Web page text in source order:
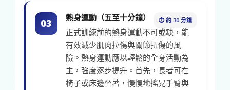
03 ⏱ 約 30 分鐘
熱身運動（五至十分鐘）
正式訓練前的熱身運動不可或缺，能
有效減少肌肉拉傷與關節扭傷的風
險。熱身運動應以輕鬆的全身活動為
主，強度逐步提升。首先，長者可在
椅子或床邊坐著，慢慢地搖晃手臂與